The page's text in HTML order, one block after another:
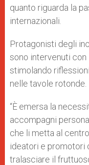
quanto riguarda la
internazionali.
Protagonisti degli
sono intervenuti
stimolando
nelle tavole rotonde.
“È emersa la
accompagni
che li metta al
ideatori e promotori
tralasciare il